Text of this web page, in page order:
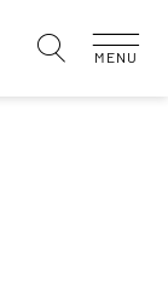
MENU